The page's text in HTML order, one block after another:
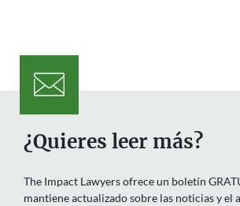
¿Quieres leer más?
The Impact Lawyers ofrece un boletín
mantiene actualizado sobre las noticias y el